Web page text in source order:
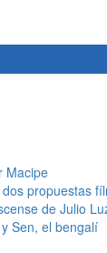
Macipe
propuestas
de Julio
Sen, el bengalí